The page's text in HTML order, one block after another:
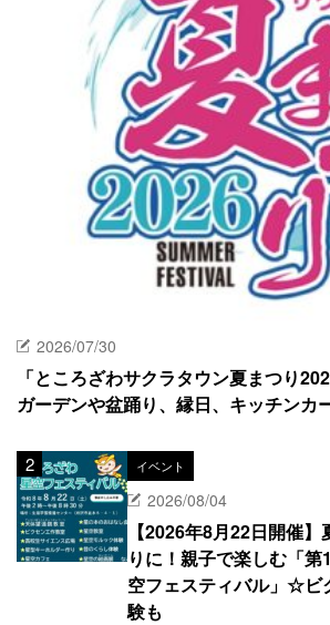
2026/07/30
「ところざわサクラタウン夏まつり
ガーデンや盆踊り、縁日、キッチンカ
イベント
2026/08/04
【2026年8月22日開催
りに！親子で楽しむ「
空フェスティバル」☆ビ
験も